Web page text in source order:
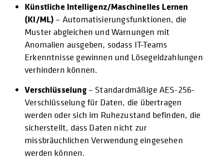
Künstliche Intelligenz/Maschinelles Lernen
(KI/ML) – Automatisierungsfunktionen, die
Muster abgleichen und Warnungen mit
Anomalien ausgeben, sodass IT-Teams
Erkenntnisse gewinnen und Lösegeldzahlungen
verhindern können.
Verschlüsselung– Standardmäßige AES-256-
Verschlüsselung für Daten, die übertragen
werden oder sich im Ruhezustand befinden, die
sicherstellt, dass Daten nicht zur
missbräuchlichen Verwendung eingesehen
werden können.